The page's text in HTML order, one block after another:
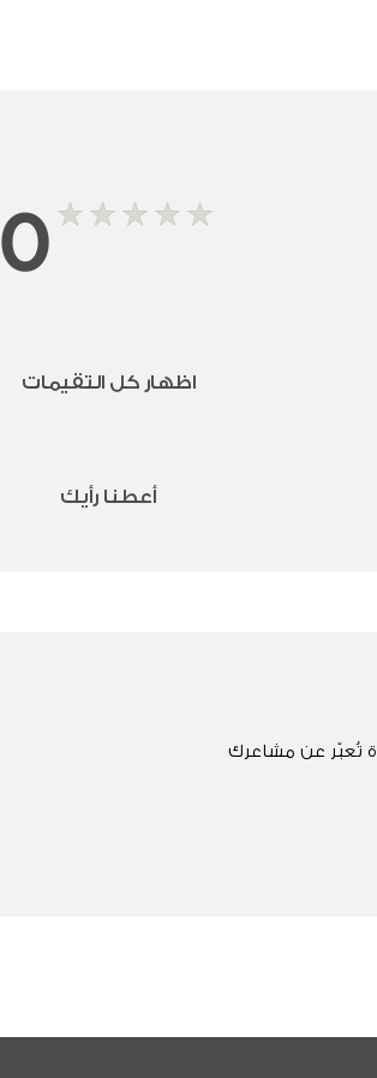
0
اظهار كل التقيمات
أعطنا رأيك
تُعبّر عن مشاعرك